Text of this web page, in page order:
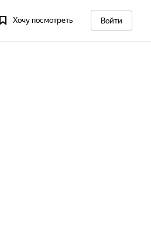
Хочу посмотреть Войти